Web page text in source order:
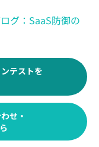
グ：SaaS防御の
テストを
せ・